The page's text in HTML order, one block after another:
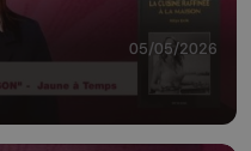
05/05/2026